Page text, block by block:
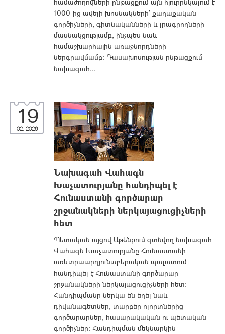
1000-ից ավելի խոսնակների՝ քաղաքական
գործիչների, գիտնականների և լրագրողների
մասնակցությամբ, ինչպես նաև
համաշխարհային առաջնորդների
ներգրավմամբ։ Դասախոսության ընթացքում
նախագահ...
19
02, 2026
Նախագահ Վահագն
Խաչատուրյանը հանդիպել է
Հունաստանի գործարար
շրջանակների ներկայացուցիչների
հետ
Պետական այցով Աթենքում գտնվող նախագահ
Վահագն Խաչատուրյանը Հունաստանի
առևտրաարդյունաբերական պալատում
հանդիպել է Հունաստանի գործարար
շրջանակների ներկայացուցիչների հետ։
Հանդիպմանը ներկա են եղել նաև
դիվանագետներ, տարբեր ոլորտներից
գործարարներ, հասարակական ու պետական
գործիչներ։ Հանդիպման մեկնարկին